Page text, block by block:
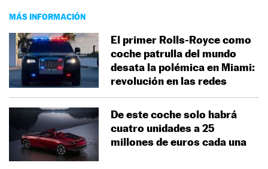
MÁS INFORMACIÓN
El primer Rolls-Royce como
coche patrulla del mundo
desata la polémica en Miami:
revolución en las redes
De este coche solo habrá
cuatro unidades a 25
millones de euros cada una